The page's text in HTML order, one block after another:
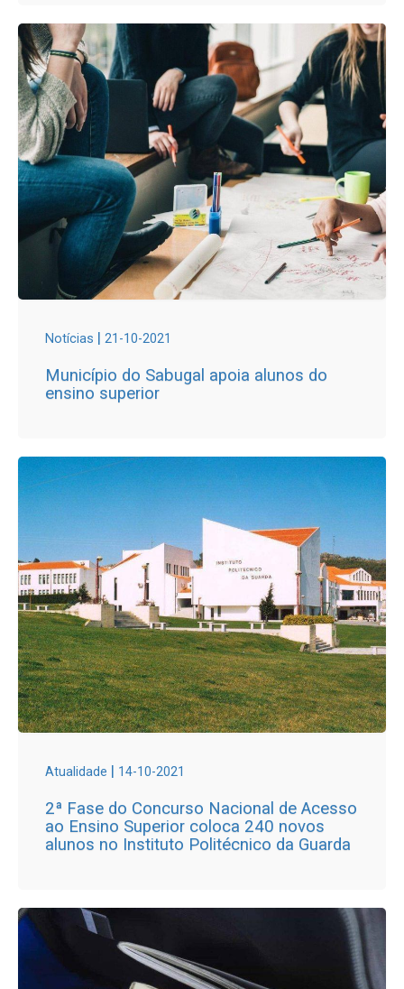
Notícias | 21-10-2021
Município do Sabugal apoia alunos do
ensino superior
Atualidade | 14-10-2021
2ª Fase do Concurso Nacional de Acesso
ao Ensino Superior coloca 240 novos
alunos no Instituto Politécnico da Guarda